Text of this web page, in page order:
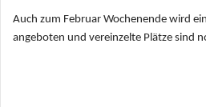
Auch zum Februar Wochenende wird
angeboten und vereinzelte Plätze sind